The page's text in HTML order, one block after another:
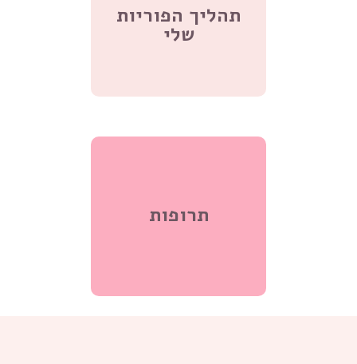
תהליך הפוריות
שלי
תרופות